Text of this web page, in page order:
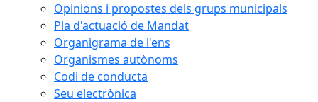
Opinions i propostes dels grups municipals
Pla d'actuació de Mandat
Organigrama de l'ens
Organismes autònoms
Codi de conducta
Seu electrònica